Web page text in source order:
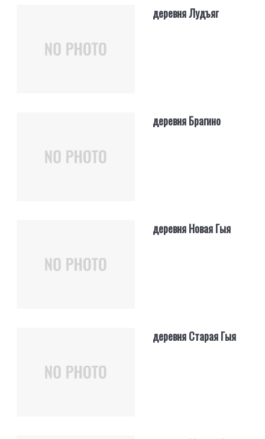
деревня Лудъяг
деревня Брагино
деревня Новая Гыя
деревня Старая Гыя